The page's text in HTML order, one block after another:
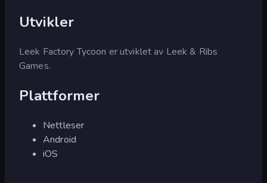
Utvikler
Leek Factory Tycoon er utviklet av Leek & Ribs
Games.
Plattformer
Nettleser
Android
iOS